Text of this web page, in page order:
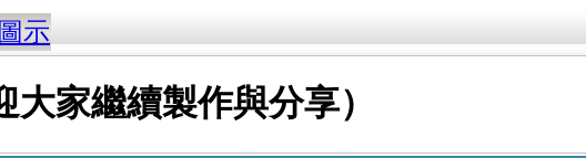
示
家繼續製作與分享）